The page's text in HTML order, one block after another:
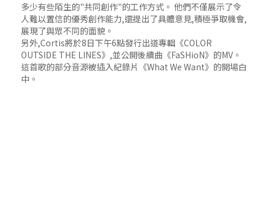
多少有些陌生的"共同創作"的工作方式。 他們不僅展示了令
人難以置信的優秀創作能力,還提出了具體意見,積極爭取機會,
展現了與眾不同的面貌。
另外,Cortis將於8日下午6點發行出道專輯《COLOR
OUTSIDE THE LINES》,並公開後續曲《FaSHioN》的MV。
這首歌的部分音源被插入紀錄片《What We Want》的開場白
中。